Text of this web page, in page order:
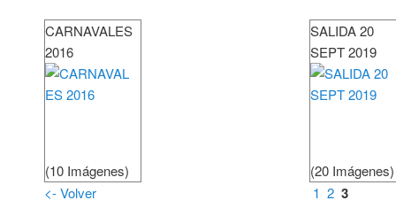
CARNAVALES
2016
(10 Imágenes)
SALIDA 20
SEPT 2019
(20 Imágenes)
<- Volver
1 2 3